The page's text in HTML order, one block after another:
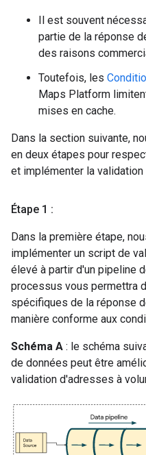
Il est souvent
partie de la réponse
des raisons
Toutefois, les
Maps Platform
mises en cache.
Dans la section suivante,
en deux étapes pour
et implémenter la
Étape 1 :
Dans la première étape,
implémenter un script de
élevé à partir d'un pipeline
processus vous permettra
spécifiques de la réponse
manière conforme aux
Schéma A : le schéma
de données peut être
validation d'adresses à